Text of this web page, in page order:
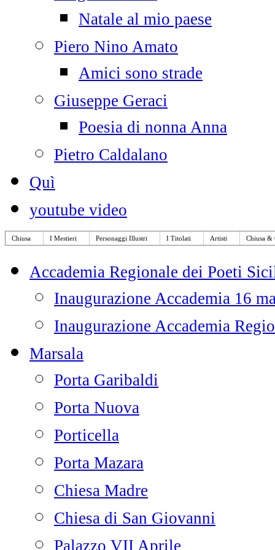
Natale al mio paese
Piero Nino Amato
Amici sono strade
Giuseppe Geraci
Poesia di nonna Anna
Pietro Caldalano
Quì
youtube video
Chiusa I Mestieri Personaggi Illustri I Titolati Artisti Chiusa &
Accademia Regionale dei Poeti
Inaugurazione Accademia 16
Inaugurazione Accademia
Marsala
Porta Garibaldi
Porta Nuova
Porticella
Porta Mazara
Chiesa Madre
Chiesa di San Giovanni
Palazzo VII Aprile